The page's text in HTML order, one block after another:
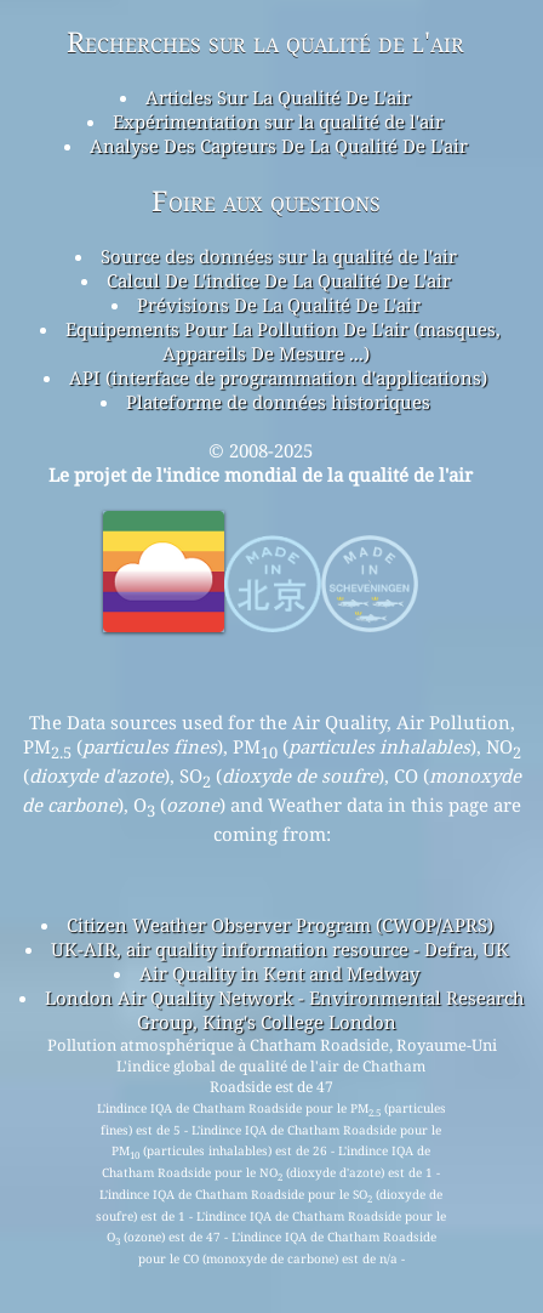
Recherches sur la qualité de l'air
Articles Sur La Qualité De L'air
Expérimentation sur la qualité de l'air
Analyse Des Capteurs De La Qualité De L'air
Foire aux questions
Source des données sur la qualité de l'air
Calcul De L'indice De La Qualité De L'air
Prévisions De La Qualité De L'air
Equipements Pour La Pollution De L'air (masques,
Appareils De Mesure ...)
API (interface de programmation d'applications)
Plateforme de données historiques
© 2008-2025
Le projet de l'indice mondial de la qualité de l'air
The Data sources used for the Air Quality, Air Pollution,
PM2.5 (particules fines), PM10(particules inhalables), NO2
(dioxyde d'azote), SO2 (dioxyde de soufre), CO (monoxyde
de carbone), O3 (ozone) and Weather data in this page are
coming from:
Citizen Weather Observer Program (CWOP/APRS)
UK-AIR, air quality information resource - Defra, UK
Air Quality in Kent and Medway
London Air Quality Network - Environmental Research
Group, King's College London
Pollution atmosphérique à Chatham Roadside, Royaume-Uni
L'indice global de qualité de l'air de Chatham
Roadside est de 47
L'indince IQA de Chatham Roadside pour le PM2.5(particules
fines) est de 5 - L'indince IQA de Chatham Roadside pour le
PM10 (particules inhalables) est de 26 - L'indince IQA de
Chatham Roadside pour le NO2 (dioxyde d'azote) est de 1 -
L'indince IQA de Chatham Roadside pour le SO2 (dioxyde de
soufre) est de 1 - L'indince IQA de Chatham Roadside pour le
O3(ozone) est de 47 - L'indince IQA de Chatham Roadside
pour le CO (monoxyde de carbone) est de n/a -